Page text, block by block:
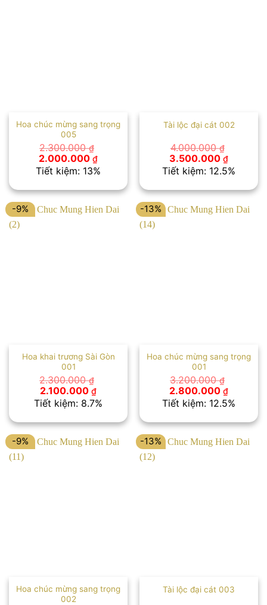
Hoa chúc mừng sang trọng
005
2.300.000₫
Giá
gốc
là:
2.000.000 ₫Giá
hiện
tại
2.000.000 ₫.
Tiết kiệm: 13%
Tài lộc đại cát 002
4.000.000₫
Giá
gốc
là:
3.500.000 ₫Giá
hiện
tại
Tiết kiệm: 12.5%
-9%
Hoa khai trương Sài Gòn
001
2.300.000₫
Giá
gốc
là:
2.100.000 ₫Giá
hiện
tại
2.100.000 ₫.
Tiết kiệm: 8.7%
-13%
Hoa chúc mừng sang trọng
001
3.200.000₫
Giá
gốc
là:
2.800.000 ₫Giá
hiện
tại
Tiết kiệm: 12.5%
-9%
Hoa chúc mừng sang trọng
002
-13%
Tài lộc đại cát 003